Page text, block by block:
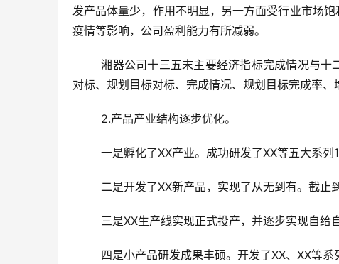
发产品体量少，作用不明显，另一方面受行业市场
疫情等影响，公司盈利能力有所减弱。
	湘器公司十三五末主要经济指标完成情况与十二五末完成情况及与十三五规划目标对比表：包括主要经济指标
对标、规划目标对标、完成情况、规划目标完成率、
	2.产品产业结构逐步优化。
一是孵化了XX产业。成功研发了XX等五大系
二是开发了XX新产品，实现了从无到有。截
三是XX生产线实现正式投产，并逐步实现自给自
四是小产品研发成果丰硕。开发了XX、XX等系